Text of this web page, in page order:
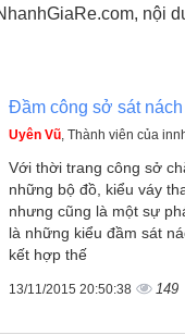
nội
Đầm công sở sát nách
Uyên Vũ , Thành viên của
Với thời trang công sở
những bộ đồ, kiểu váy
nhưng cũng là một sự
là những kiểu đầm sát
kết hợp thế
13/11/2015 20:50:38 149